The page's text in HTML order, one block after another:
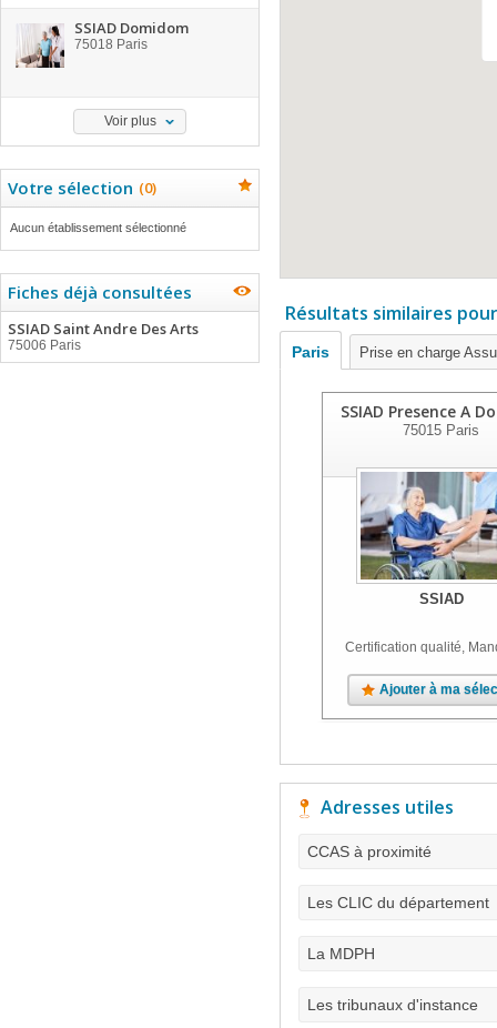
SSIAD Domidom
75018 Paris
Voir plus
Votre sélection (0)
Aucun établissement sélectionné
Fiches déjà consultées
SSIAD Saint Andre Des Arts
75006 Paris
Résultats similaires
Paris Prise en charge
SSIAD Presence A
75015 Paris
SSIAD
Certification qualité,
Ajouter à ma
Adresses utiles
CCAS à proximité
Les CLIC du département
La MDPH
Les tribunaux d'instance